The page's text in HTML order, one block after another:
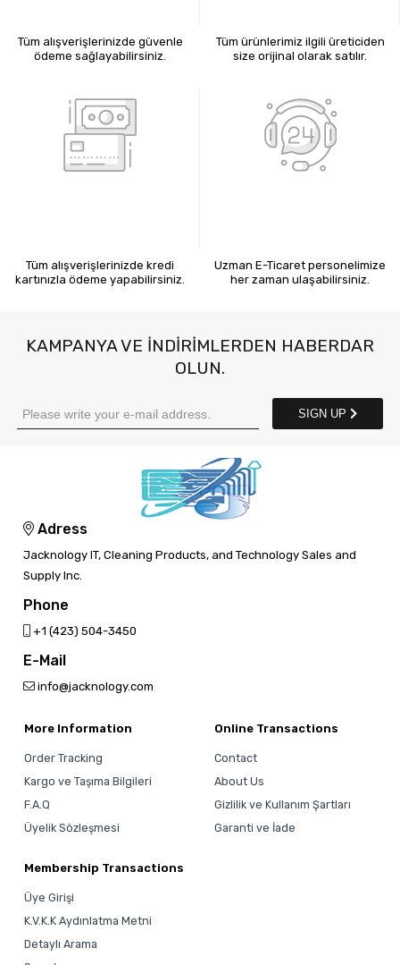
Tüm alışverişlerinizde güvenle
ödeme sağlayabilirsiniz.
Tüm ürünlerimiz ilgili üreticiden
size orijinal olarak satılır.
Tüm alışverişlerinizde kredi
kartınızla ödeme yapabilirsiniz.
Uzman E-Ticaret personelimize
her zaman ulaşabilirsiniz.
KAMPANYA VE INDIRIMLERDEN HABERDAR
OLUN.
SIGN UP
Adress
Jacknology IT, Cleaning Products, and Technology Sales and
Supply Inc.
Phone
‎+1 (423) 504-3450
E-Mail
info@jacknology.com
More Information
Order Tracking
Kargo ve Taşıma Bilgileri
F.A.Q
Üyelik Sözleşmesi
Online Transactions
Contact
About Us
Gizlilik ve Kullanım Şartları
Garanti ve İade
Membership Transactions
Üye Girişi
K.V.K.K Aydınlatma Metni
Detaylı Arama